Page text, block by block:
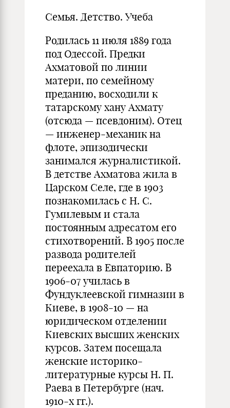
Семья. Детство. Учеба
Родилась 11 июля 1889 года
под Одессой. Предки
Ахматовой по линии
матери, по семейному
преданию, восходили к
татарскому хану Ахмату
(отсюда — псевдоним). Отец
— инженер-механик на
флоте, эпизодически
занимался журналистикой.
В детстве Ахматова жила в
Царском Селе, где в 1903
познакомилась с Н. С.
Гумилевым и стала
постоянным адресатом его
стихотворений. В 1905 после
развода родителей
переехала в Евпаторию. В
1906-07 училась в
Фундуклеевской гимназии в
Киеве, в 1908-10 — на
юридическом отделении
Киевских высших женских
курсов. Затем посещала
женские историко-
литературные курсы Н. П.
Раева в Петербурге (нач.
1910-х гг.).